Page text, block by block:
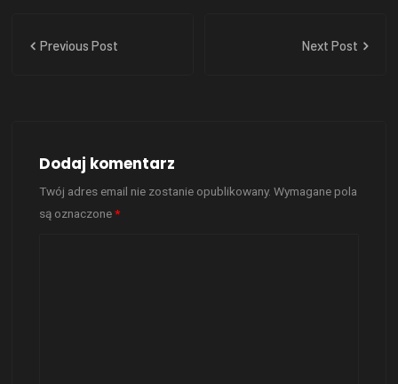
Previous Post Next Post
Dodaj komentarz
Twój adres email nie zostanie opublikowany. Wymagane pola
są oznaczone*